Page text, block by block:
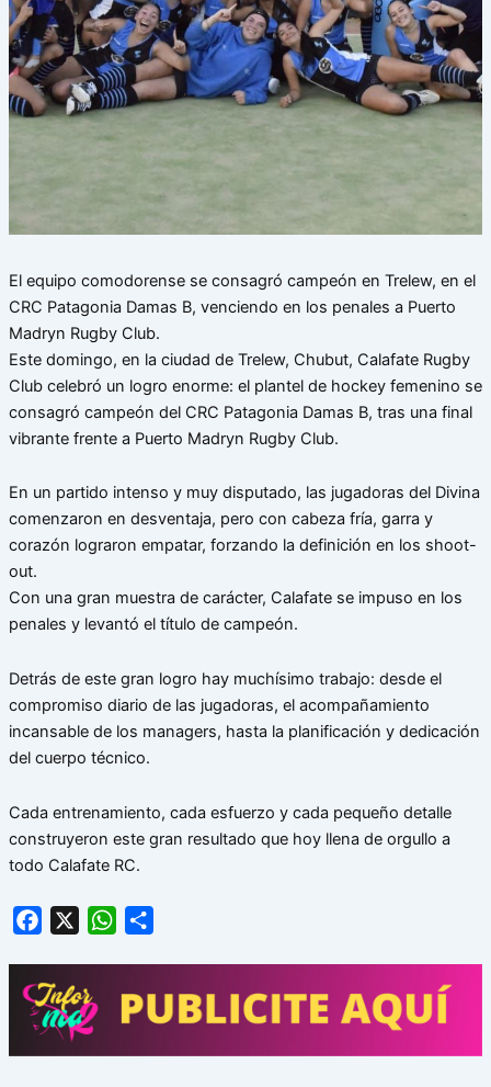
El equipo comodorense se consagró campeón en Trelew, en el
CRC Patagonia Damas B, venciendo en los penales a Puerto
Madryn Rugby Club.
Este domingo, en la ciudad de Trelew, Chubut, Calafate Rugby
Club celebró un logro enorme: el plantel de hockey femenino se
consagró campeón del CRC Patagonia Damas B, tras una final
vibrante frente a Puerto Madryn Rugby Club.
En un partido intenso y muy disputado, las jugadoras del Divina
comenzaron en desventaja, pero con cabeza fría, garra y
corazón lograron empatar, forzando la definición en los shoot-
out.
Con una gran muestra de carácter, Calafate se impuso en los
penales y levantó el título de campeón.
Detrás de este gran logro hay muchísimo trabajo: desde el
compromiso diario de las jugadoras, el acompañamiento
incansable de los managers, hasta la planificación y dedicación
del cuerpo técnico.
Cada entrenamiento, cada esfuerzo y cada pequeño detalle
construyeron este gran resultado que hoy llena de orgullo a
todo Calafate RC.
Facebook WhatsApp